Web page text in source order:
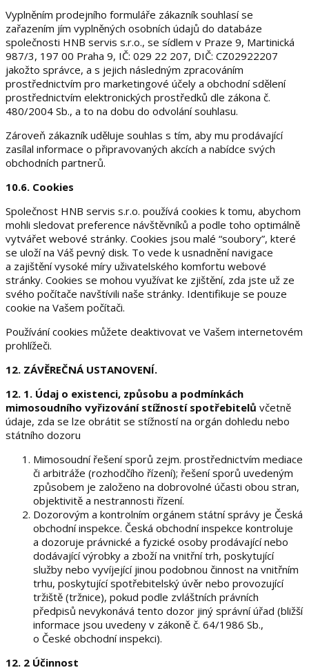
Vyplněním prodejního formuláře zákazník souhlasí se
zařazením jím vyplněných osobních údajů do databáze
společnosti HNB servis s.r.o., se sídlem v Praze 9, Martinická
987/3, 197 00 Praha 9, IČ: 029 22 207, DIČ: CZ02922207
jakožto správce, a s jejich následným zpracováním
prostřednictvím pro marketingové účely a obchodní sdělení
prostřednictvím elektronických prostředků dle zákona č.
480/2004 Sb., a to na dobu do odvolání souhlasu.
Zároveň zákazník uděluje souhlas s tím, aby mu prodávající
zasílal informace o připravovaných akcích a nabídce svých
obchodních partnerů.
10.6. Cookies
Společnost HNB servis s.r.o. používá cookies k tomu, abychom
mohli sledovat preference návštěvníků a podle toho optimálně
vytvářet webové stránky. Cookies jsou malé “soubory”, které
se uloží na Váš pevný disk. To vede k usnadnění navigace
a zajištění vysoké míry uživatelského komfortu webové
stránky. Cookies se mohou využívat ke zjištění, zda jste už ze
svého počítače navštívili naše stránky. Identifikuje se pouze
cookie na Vašem počítači.
Používání cookies můžete deaktivovat ve Vašem internetovém
prohlížeči.
12. ZÁVĚREČNÁ USTANOVENÍ.
12. 1. Údaj o existenci, způsobu a podmínkách
mimosoudního vyřizování stížností spotřebitelů včetně
údaje, zda se lze obrátit se stížností na orgán dohledu nebo
státního dozoru
Mimosoudní řešení sporů zejm. prostřednictvím mediace
či arbitráže (rozhodčího řízení); řešení sporů uvedeným
způsobem je založeno na dobrovolné účasti obou stran,
objektivitě a nestrannosti řízení.
Dozorovým a kontrolním orgánem státní správy je Česká
obchodní inspekce. Česká obchodní inspekce kontroluje
a dozoruje právnické a fyzické osoby prodávající nebo
dodávající výrobky a zboží na vnitřní trh, poskytující
služby nebo vyvíjející jinou podobnou činnost na vnitřním
trhu, poskytující spotřebitelský úvěr nebo provozující
tržiště (tržnice), pokud podle zvláštních právních
předpisů nevykonává tento dozor jiný správní úřad (bližší
informace jsou uvedeny v zákoně č. 64/1986 Sb.,
o České obchodní inspekci).
12. 2 Účinnost